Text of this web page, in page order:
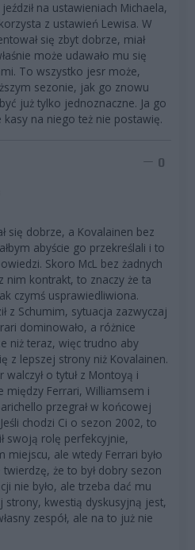
na ustawieniach Michaela,
z ustawień Lewisa. W
się zbyt dobrze, miał
może udawało mu się
To wszystko jesr może,
sezonie, jak go znowu
już tylko jednoznaczne. Ja go
kasy na niego też nie postawię.
0
się dobrze, a Kovalainen bez
abyście go przekreślali i to
Skoro McL bez żadnych
nim kontrakt, to znaczy że ta
czymś usprawiedliwiona.
z Schumim, sytuacja zazwyczaj
dominowało, a różnice
niż teraz, więc trudno aby
z lepszej strony niż Kovalainen.
o tytuł z Montoyą i
między Ferrari, Williamsem i
przegrał w końcowej
chodzi Ci o sezon 2002, to
swoją rolę perfekcyjnie,
miejscu, ale wtedy Ferrari było
że to był dobry sezon
nie było, ale trzeba dać mu
strony, kwestią dyskusyjną jest,
zespół, ale na to już nie